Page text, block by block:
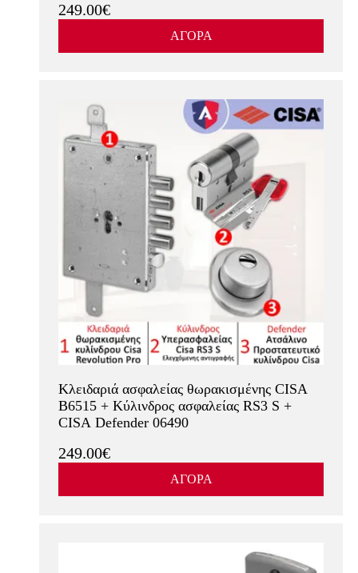
249.00€
ΑΓΟΡΑ
Κλειδαριά ασφαλείας θωρακισμένης CISA
B6515 + Κύλινδρος ασφαλείας RS3 S +
CISA Defender 06490
249.00€
ΑΓΟΡΑ